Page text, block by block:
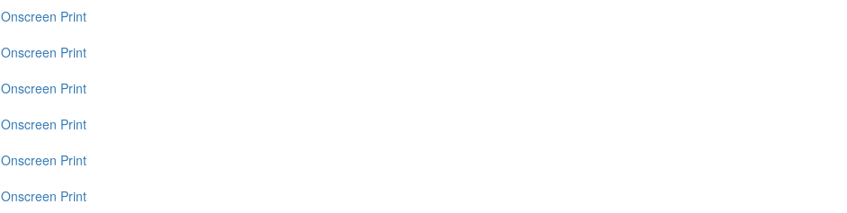
Onscreen Print
Onscreen Print
Onscreen Print
Onscreen Print
Onscreen Print
Onscreen Print